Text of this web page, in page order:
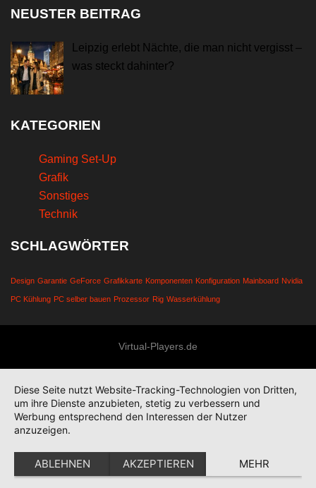
NEUSTER BEITRAG
Leipzig erlebt Nächte, die man nicht vergisst –
was steckt dahinter?
KATEGORIEN
Gaming Set-Up
Grafik
Sonstiges
Technik
SCHLAGWÖRTER
Design Garantie GeForce Grafikkarte Komponenten Konfiguration Mainboard Nvidia
PC Kühlung PC selber bauen Prozessor Rig Wasserkühlung
Virtual-Players.de
Diese Seite nutzt Website-Tracking-Technologien von Dritten,
um ihre Dienste anzubieten, stetig zu verbessern und
Werbung entsprechend den Interessen der Nutzer
anzuzeigen.
ABLEHNEN AKZEPTIEREN MEHR